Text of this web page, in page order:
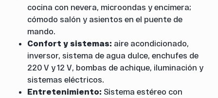
cocina con nevera, microondas y encimera;
cómodo salón y asientos en el puente de
mando.
Confort y sistemas: aire acondicionado,
inversor, sistema de agua dulce, enchufes de
220 V y 12 V, bombas de achique, iluminación y
sistemas eléctricos.
Entretenimiento: Sistema estéreo con